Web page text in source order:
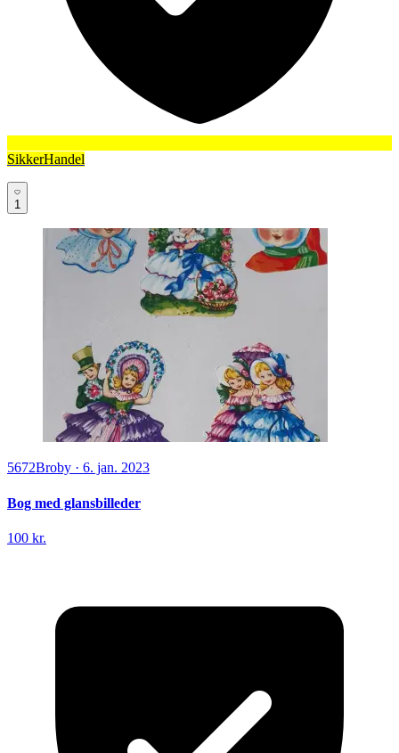
SikkerHandel
1
5672Broby · 6. jan. 2023
Bog med glansbilleder
100 kr.